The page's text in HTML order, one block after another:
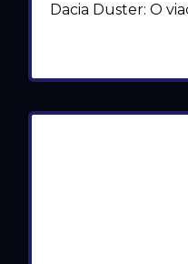
Dacia Duster: O